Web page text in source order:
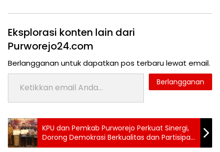
Eksplorasi konten lain dari
Purworejo24.com
Berlangganan untuk dapatkan pos terbaru lewat email.
Ketikkan email Anda...
Berlangganan
Tag:
24 jam
purworejo
KPU dan Pemkab Purworejo Perkuat Sinergi,
Dorong Demokrasi Berkualitas dan Partisipasi
Masyarakat